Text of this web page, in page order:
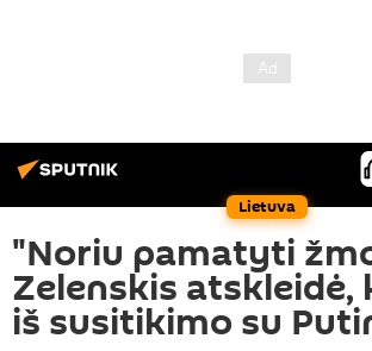
Lietuva
"Noriu pamatyti
Zelenskis atskleidė,
iš susitikimo su